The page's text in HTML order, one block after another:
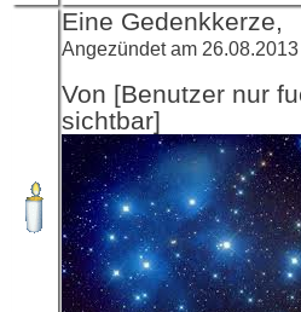
Eine Gedenkkerze,
Angezündet am
Von [Benutzer nur
sichtbar]